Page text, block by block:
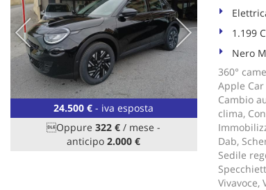
24.500 € - iva esposta
Oppure322 € / mese -
anticipo2.000 €
1.199
Nero
360°
Apple
Cambio
clima,
Dab,
Sedile